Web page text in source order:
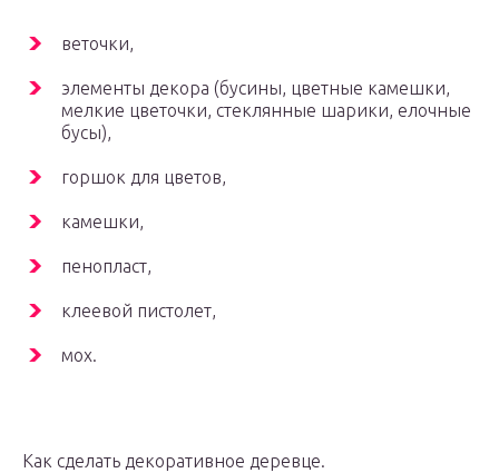
веточки,
элементы декора (бусины, цветные камешки,
мелкие цветочки, стеклянные шарики, елочные
бусы),
горшок для цветов,
камешки,
пенопласт,
клеевой пистолет,
мох.
Как сделать декоративное деревце.